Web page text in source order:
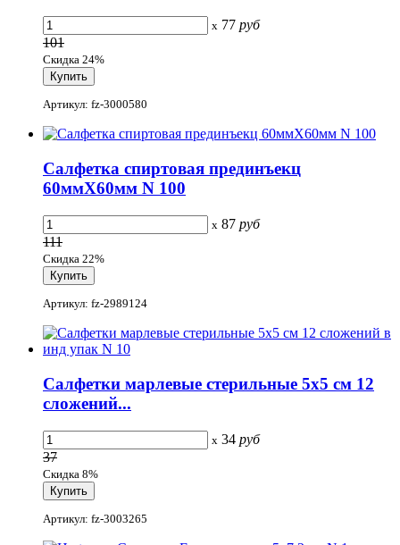
x 77 руб
101
Скидка 24%
Артикул: fz-3000580
Салфетка спиртовая прединъекц
60ммХ60мм N 100
x 87 руб
111
Скидка 22%
Артикул: fz-2989124
Салфетки марлевые стерильные 5х5 см 12
сложений...
x 34 руб
37
Скидка 8%
Артикул: fz-3003265